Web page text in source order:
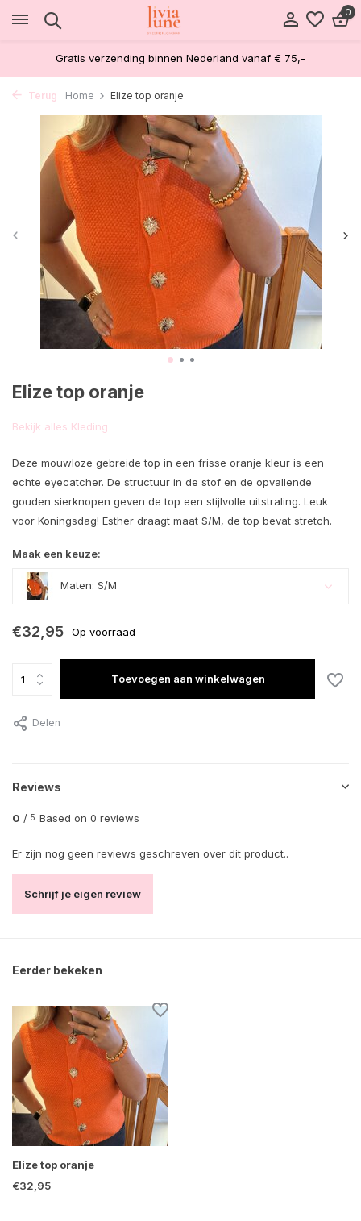
0
Gratis verzending binnen Nederland vanaf € 75,-
Terug Home Elize top oranje
Elize top oranje
Bekijk alles Kleding
Deze mouwloze gebreide top in een frisse oranje kleur is een
echte eyecatcher. De structuur in de stof en de opvallende
gouden sierknopen geven de top een stijlvolle uitstraling. Leuk
voor Koningsdag! Esther draagt maat S/M, de top bevat stretch.
Maak een keuze:
Maten: S/M
€32,95 Op voorraad
Toevoegen aan winkelwagen
Delen
Reviews
0 / 5 Based on 0 reviews
Er zijn nog geen reviews geschreven over dit product..
Schrijf je eigen review
Eerder bekeken
Elize top oranje
€32,95